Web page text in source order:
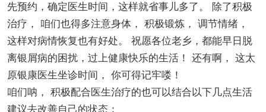
先预约，确定医生时间，这样就省事儿多了。 除了积极
治疗， 咱们也得多注意身体， 积极锻炼， 调节情绪，
这样对病情恢复也有好处。 祝愿各位老乡，都能早日脱
离银屑病的困扰，过上健康快乐的生活！ 还有啊， 这太
原银康医生坐诊时间， 你可得记牢喽！
咱们呐， 积极配合医生治疗的也可以结合以下几点生活
建议去改善自己的状态：